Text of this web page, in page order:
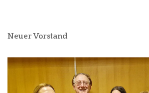
Neuer Vorstand